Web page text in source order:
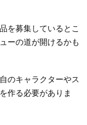
を募集しているとこ
ーの道が開けるかも
のキャラクターやス
作る必要がありま